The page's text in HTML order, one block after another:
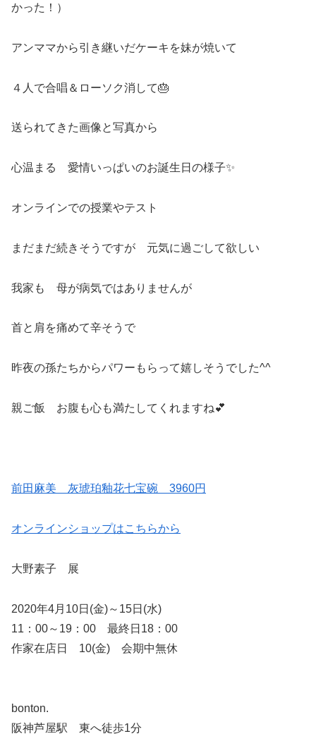
かった！）
アンママから引き継いだケーキを妹が焼いて
４人で合唱＆ローソク消して🎂
送られてきた画像と写真から
心温まる 愛情いっぱいのお誕生日の様子✨
オンラインでの授業やテスト
まだまだ続きそうですが 元気に過ごして欲しい
我家も 母が病気ではありませんが
首と肩を痛めて辛そうで
昨夜の孫たちからパワーもらって嬉しそうでした^^
親ご飯 お腹も心も満たしてくれますね💕
前田麻美 灰琥珀釉花七宝碗 3960円
オンラインショップはこちらから
大野素子 展
2020年4月10日(金)～15日(水)
11：00～19：00 最終日18：00
作家在店日 10(金) 会期中無休
bonton.
阪神芦屋駅 東へ徒歩1分